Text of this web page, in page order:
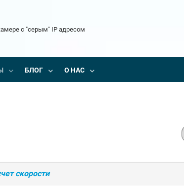
с "серым" IP адресом
БЛОГ О НАС
скорости